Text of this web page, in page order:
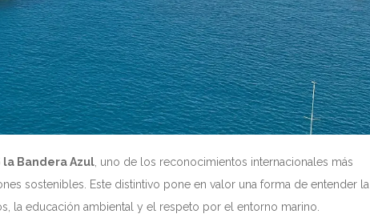
la Bandera Azul, uno de los reconocimientos internacionales más
sostenibles. Este distintivo pone en valor una forma de entender la
la educación ambiental y el respeto por el entorno marino.